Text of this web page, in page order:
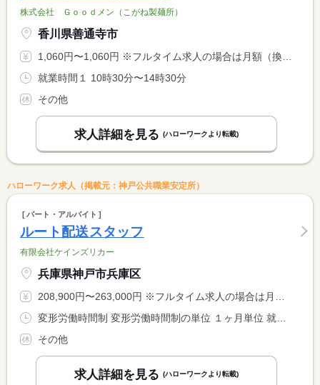
株式会社 Ｇｏｏｄメン（こがね製麺所）
香川県善通寺市
1,060円〜1,060円 ※フルタイム求人の場合は月額（換算額）、パート求人の場合は時間額を表示しています。
就業時間１ 10時30分〜14時30分
その他
求人詳細を見る (ハローワークより転載)
ハローワーク求人（掲載元：神戸公共職業安定所）
パート・アルバイト
ルート配送スタッフ
有限会社ケインズリカー
兵庫県神戸市兵庫区
208,900円〜263,000円 ※フルタイム求人の場合は月額（換算額）、パート求人の場合は時間額を表示しています。
その他
求人詳細を見る (ハローワークより転載)